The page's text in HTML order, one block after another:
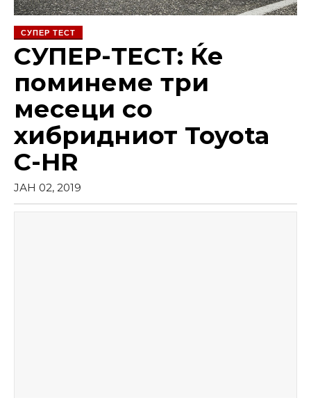
СУПЕР ТЕСТ
СУПЕР-ТЕСТ: Ќе
поминеме три
месеци со
хибридниот Toyota
C-HR
ЈАН 02, 2019